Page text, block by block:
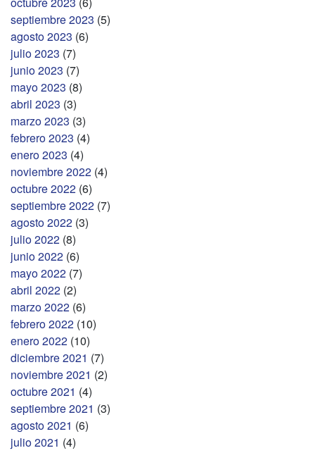
septiembre 2023 (5)
agosto 2023 (6)
julio 2023 (7)
junio 2023 (7)
mayo 2023 (8)
abril 2023 (3)
marzo 2023 (3)
febrero 2023 (4)
enero 2023 (4)
noviembre 2022 (4)
octubre 2022 (6)
septiembre 2022 (7)
agosto 2022 (3)
julio 2022 (8)
junio 2022 (6)
mayo 2022 (7)
abril 2022 (2)
marzo 2022 (6)
febrero 2022 (10)
enero 2022 (10)
diciembre 2021 (7)
noviembre 2021 (2)
octubre 2021 (4)
septiembre 2021 (3)
agosto 2021 (6)
julio 2021 (4)